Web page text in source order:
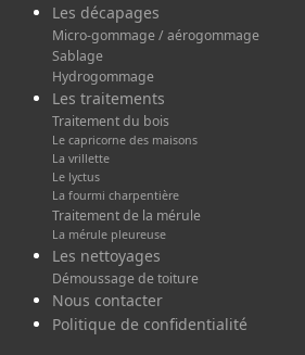
Les décapages
Micro-gommage / aérogommage
Sablage
Hydrogommage
Les traitements
Traitement du bois
Le capricorne des maisons
La vrillette
Le lyctus
La fourmi charpentière
Traitement de la mérule
La mérule pleureuse
Les nettoyages
Démoussage de toiture
Nous contacter
Politique de confidentialité